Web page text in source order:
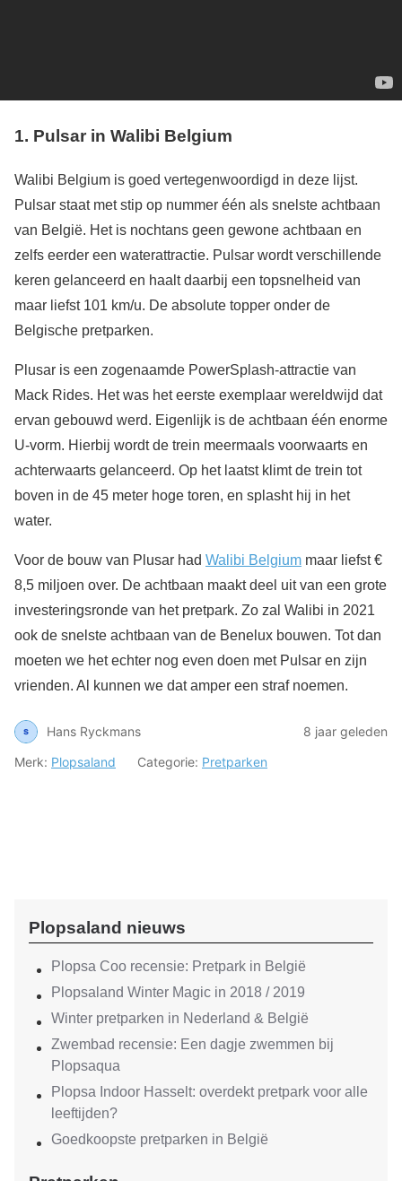
1. Pulsar in Walibi Belgium
Walibi Belgium is goed vertegenwoordigd in deze lijst.
Pulsar staat met stip op nummer één als snelste achtbaan
van België. Het is nochtans geen gewone achtbaan en
zelfs eerder een waterattractie. Pulsar wordt verschillende
keren gelanceerd en haalt daarbij een topsnelheid van
maar liefst 101 km/u. De absolute topper onder de
Belgische pretparken.
Plusar is een zogenaamde PowerSplash-attractie van
Mack Rides. Het was het eerste exemplaar wereldwijd dat
ervan gebouwd werd. Eigenlijk is de achtbaan één enorme
U-vorm. Hierbij wordt de trein meermaals voorwaarts en
achterwaarts gelanceerd. Op het laatst klimt de trein tot
boven in de 45 meter hoge toren, en splasht hij in het
water.
Voor de bouw van Plusar had Walibi Belgium maar liefst €
8,5 miljoen over. De achtbaan maakt deel uit van een grote
investeringsronde van het pretpark. Zo zal Walibi in 2021
ook de snelste achtbaan van de Benelux bouwen. Tot dan
moeten we het echter nog even doen met Pulsar en zijn
vrienden. Al kunnen we dat amper een straf noemen.
Hans Ryckmans
8 jaar geleden
Merk: Plopsaland Categorie: Pretparken
Plopsaland nieuws
Plopsa Coo recensie: Pretpark in België
Plopsaland Winter Magic in 2018 / 2019
Winter pretparken in Nederland & België
Zwembad recensie: Een dagje zwemmen bij
Plopsaqua
Plopsa Indoor Hasselt: overdekt pretpark voor alle
leeftijden?
Goedkoopste pretparken in België